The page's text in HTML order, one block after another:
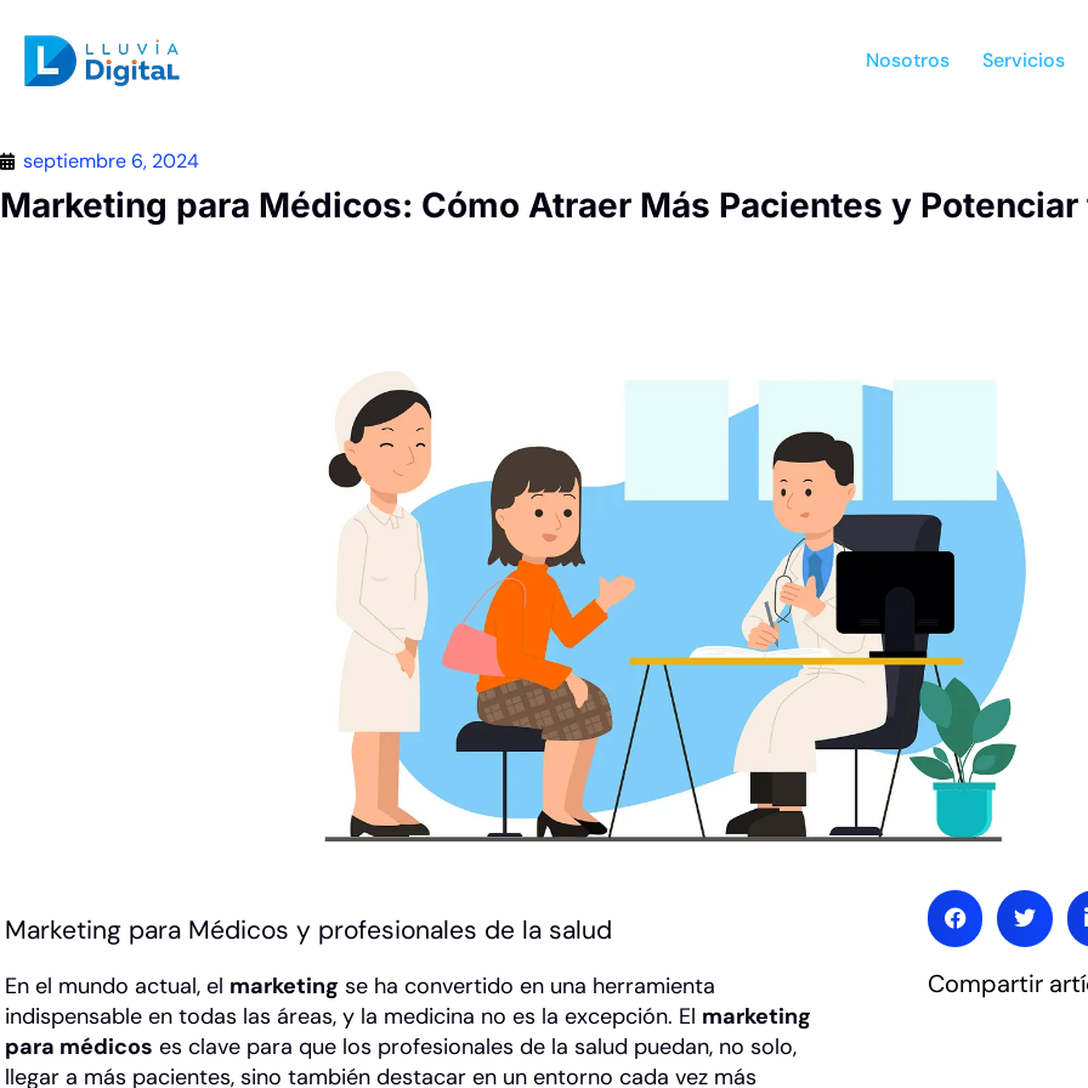
Nosotros Servicios
septiembre 6, 2024
Marketing para Médicos: Cómo Atraer Más Pacientes y
Marketing para Médicos y profesionales de la salud
En el mundo actual, el marketing se ha convertido en una herramienta
indispensable en todas las áreas, y la medicina no es la excepción. El marketing
para médicos es clave para que los profesionales de la salud puedan, no solo,
llegar a más pacientes, sino también destacar en un entorno cada vez más
Compartir